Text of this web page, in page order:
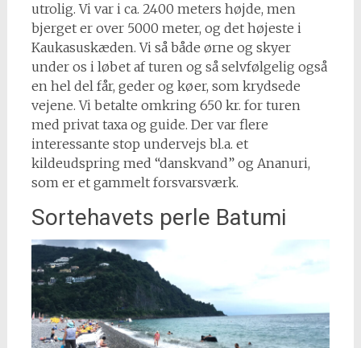
utrolig. Vi var i ca. 2400 meters højde, men
bjerget er over 5000 meter, og det højeste i
Kaukasuskæden. Vi så både ørne og skyer
under os i løbet af turen og så selvfølgelig også
en hel del får, geder og køer, som krydsede
vejene. Vi betalte omkring 650 kr. for turen
med privat taxa og guide. Der var flere
interessante stop undervejs bl.a. et
kildeudspring med “danskvand” og Ananuri,
som er et gammelt forsvarsværk.
Sortehavets perle Batumi